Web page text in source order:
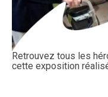
Retrouvez tous les
cette exposition